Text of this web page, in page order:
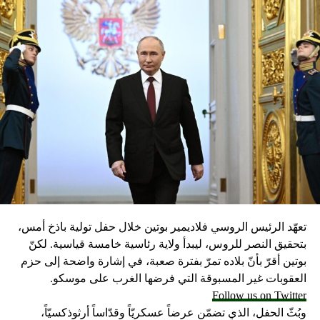
تعهّد الرئيس الروسي فلاديمير بوتين خلال حفل تولية باذخ أمس،
بتحقيق النصر للروس، ليبدأ ولاية رئاسية خامسة قياسية. لكنّ
بوتين أقرّ بأنّ بلاده تمرّ بفترة صعبة، في إشارة واضحة إلى حزم
العقوبات غير المسبوقة التي فرضها الغرب على موسكو.
Follow us on Twitter
وبُثّ الحفل، الذي تضمّن عرضاً عسكريّاً وقدّاساً أرثوذكسيّاً،